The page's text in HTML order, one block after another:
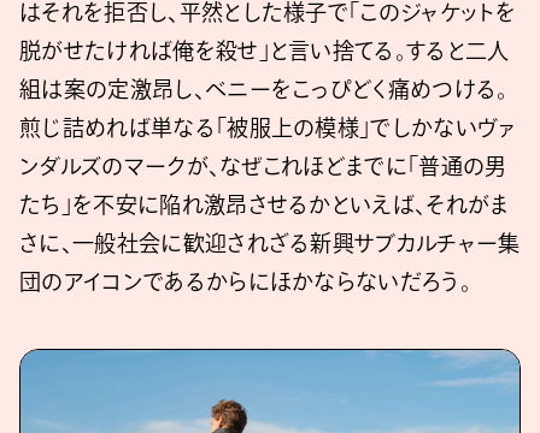
はそれを拒否し、平然とした様子で「このジャケットを
脱がせたければ俺を殺せ」と言い捨てる。すると二人
組は案の定激昂し、ベニーをこっぴどく痛めつける。
煎じ詰めれば単なる「被服上の模様」でしかないヴァ
ンダルズのマークが、なぜこれほどまでに「普通の男
たち」を不安に陥れ激昂させるかといえば、それがま
さに、一般社会に歓迎されざる新興サブカルチャー集
団のアイコンであるからにほかならないだろう。